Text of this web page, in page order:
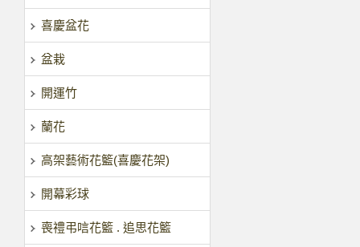
喜慶盆花
盆栽
開運竹
蘭花
高架藝術花籃(喜慶花架)
開幕彩球
喪禮弔唁花籃 . 追思花籃